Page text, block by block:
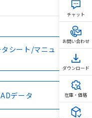
シート/マニュ
データ
チャット
お問い合わせ
ダウンロード
在庫・価格